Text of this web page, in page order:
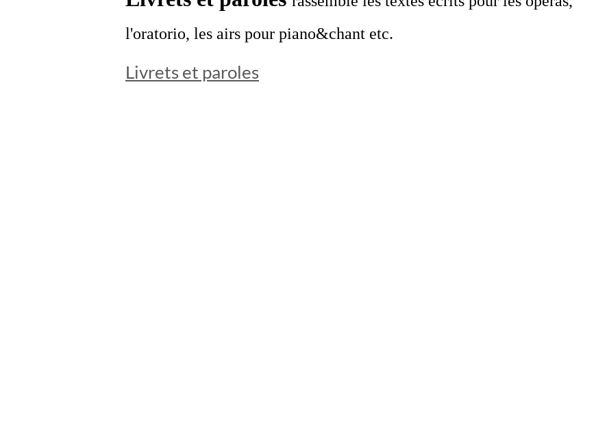
l'oratorio, les airs pour piano&chant etc.
Livrets et paroles